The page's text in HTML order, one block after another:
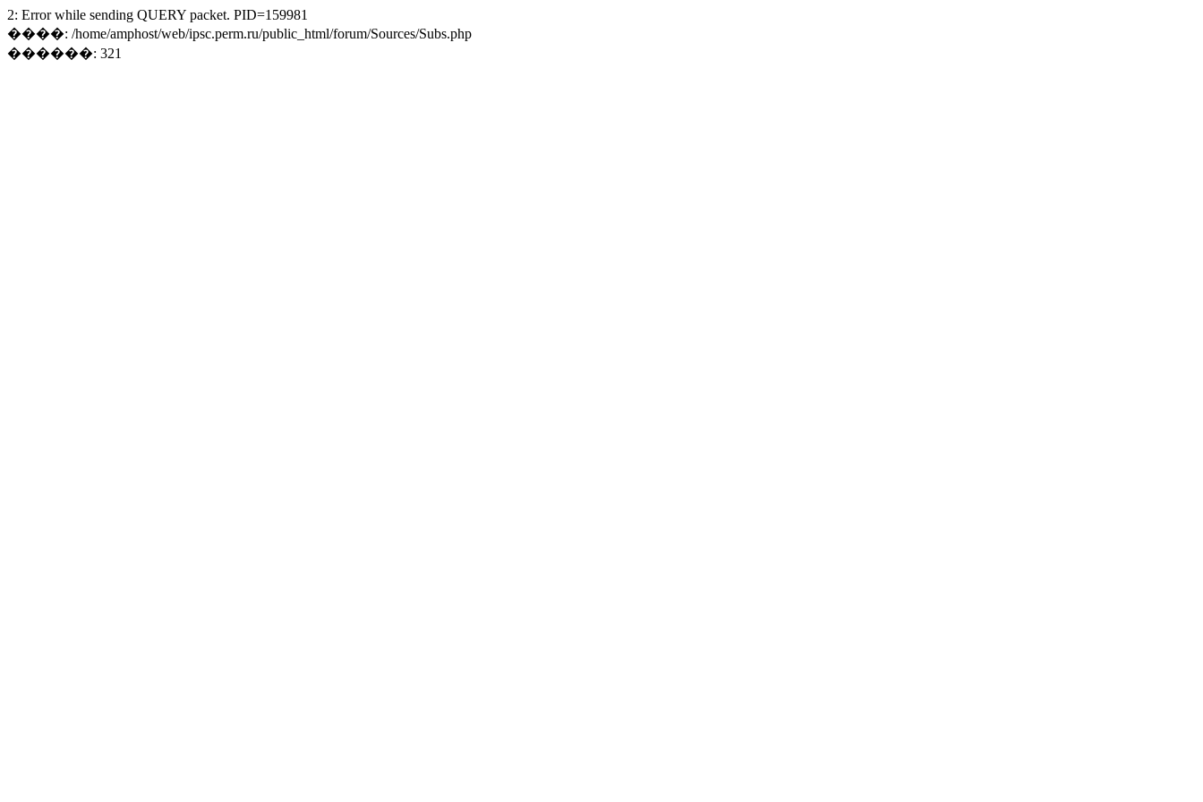
2: Error while sending QUERY packet. PID=159981
����: /home/amphost/web/ipsc.perm.ru/public_html/forum/Sources/Subs.php
������: 321